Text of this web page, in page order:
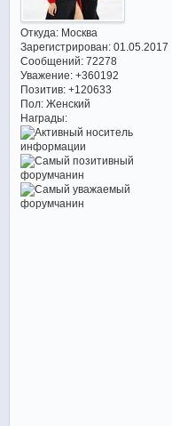
Откуда:Москва
Зарегистрирован: 01.05.2017
Сообщений:72278
Уважение: +360192
Позитив: +120633
Пол:Женский
Награды: